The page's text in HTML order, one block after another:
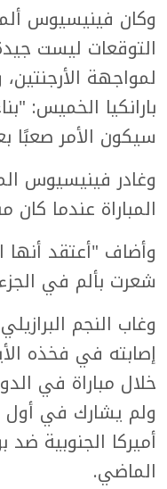
وكان فينيسيوس
التوقعات ليست
لمواجهة
بارانكيا الخميس:
سيكون الأمر
المباراة عندما كان
وأضاف "أعتقد أنها
شعرت بألم في
وغاب النجم
إصابته في فخذه
خلال مباراة في
ولم يشارك في أول
أميركا الجنوبية ضد
الماضي.